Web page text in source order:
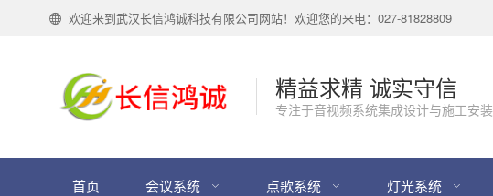
欢迎来到武汉长信鸿诚科技有限公司网站！欢迎您的来电：027-81828809
精益求精 诚实守信
专注于音视频系统集成设计与施工安装
首页 会议系统 点歌系统 灯光系统